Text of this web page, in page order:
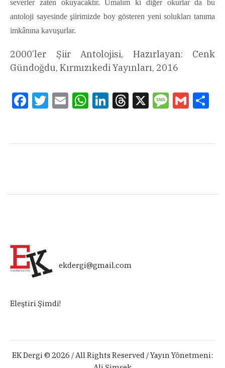
severler zaten okuyacaktır. Umalım ki diğer okurlar da bu
antoloji sayesinde şiirimizde boy gösteren yeni solukları tanıma
imkânına kavuşurlar.
2000’ler Şiir Antolojisi, Hazırlayan: Cenk
Gündoğdu, Kırmızıkedi Yayınları, 2016
FacebookTwitterEmail WhatsAppLinkedInThreads
X Message
Gmail
ekdergi@gmail.com
Eleştiri Şimdi!
EK Dergi © 2026 / All Rights Reserved / Yayın Yönetmeni: